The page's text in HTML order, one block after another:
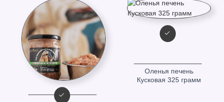
Оленья печень
Кусковая 325 грамм